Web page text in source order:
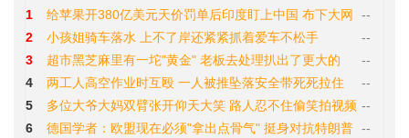
1
给苹果开380亿美元天价罚单后印度盯上中国 布下大网
--
2
小孩姐骑车落水 上不了岸还紧紧抓着爱车不松手
--
3
超市黑芝麻里有一坨"黄金" 老板去处理扒出了更大的
--
4
两工人高空作业时互殴 一人被推坠落安全带死死拉住
--
5
多位大爷大妈双臂张开仰天大笑 路人忍不住偷笑拍视频 --
6
德国学者：欧盟现在必须"拿出点骨气" 挺身对抗特朗普 --